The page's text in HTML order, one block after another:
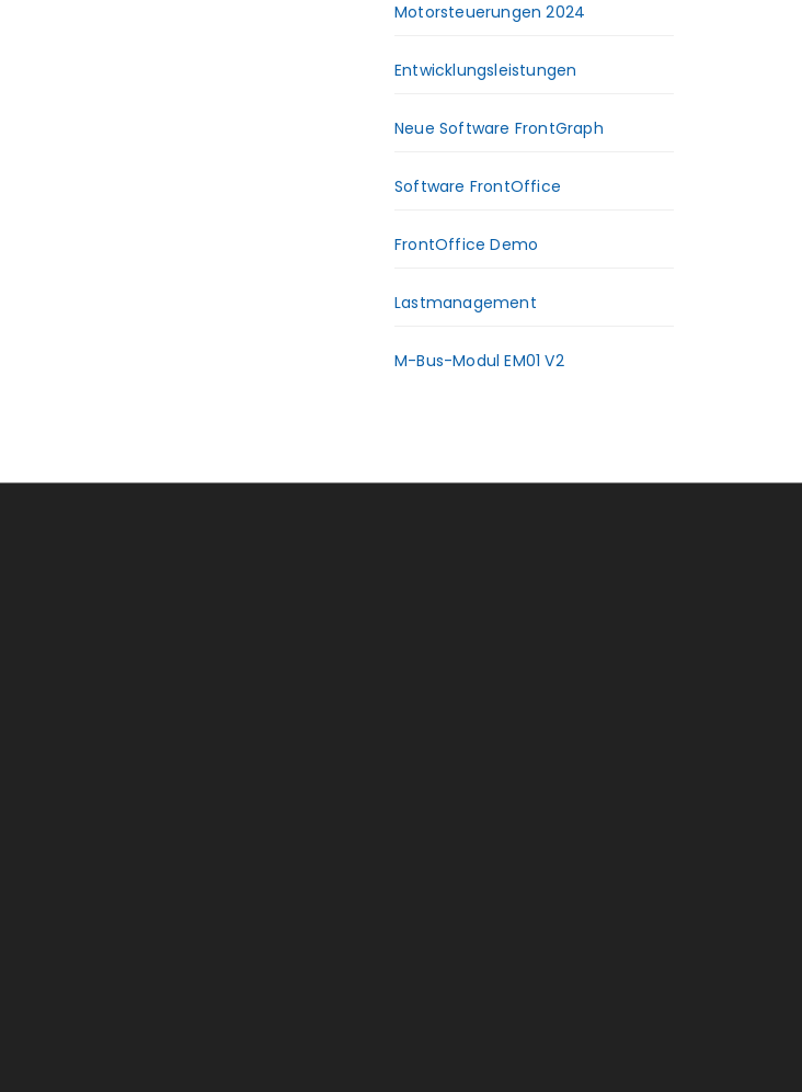
Motorsteuerungen 2024
Entwicklungsleistungen
Neue Software FrontGraph
Software FrontOffice
FrontOffice Demo
Lastmanagement
M-Bus-Modul EM01 V2